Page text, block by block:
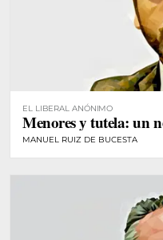
EL LIBERAL ANÓNIMO
Menores y tutela: un
MANUEL RUIZ DE BUCESTA